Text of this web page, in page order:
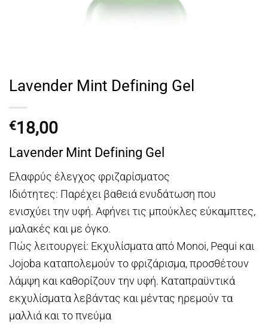
Lavender Mint Defining Gel
€18,00
Lavender Mint Defining Gel
Ελαφρύς έλεγχος φριζαρίσματος
Ιδιότητες: Παρέχει βαθειά ενυδάτωση που
ενισχύει την υφή. Αφήνει τις μπούκλες εύκαμπτες,
μαλακές και με όγκο.
Πώς λειτουργεί: Εκχυλίσματα από Monoi, Pequi και
Jojoba καταπολεμούν το φριζάρισμα, προσθέτουν
λάμψη και καθορίζουν την υφή. Καταπραϋντικά
εκχυλίσματα λεβάντας και μέντας ηρεμούν τα
μαλλιά και το πνεύμα